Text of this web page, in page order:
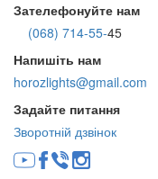
Зателефонуйте нам
(068) 714-55-45
Напишіть нам
horozlights@gmail.com
Задайте питання
Зворотній дзвінок